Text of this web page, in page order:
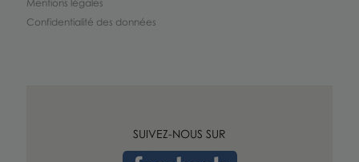
Mentions légales
Confidentialité des données
SUIVEZ-NOUS SUR